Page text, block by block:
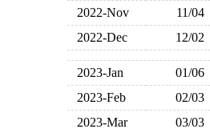
2022-Nov
11/04
2022-Dec
12/02
2023-Jan 01/06
2023-Feb
02/03
2023-Mar
03/03